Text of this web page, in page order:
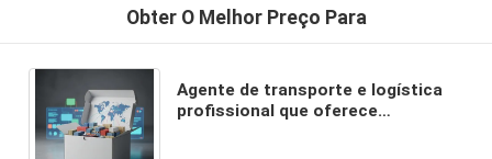
Obter O Melhor Preço Para
Agente de transporte e logística
profissional que oferece